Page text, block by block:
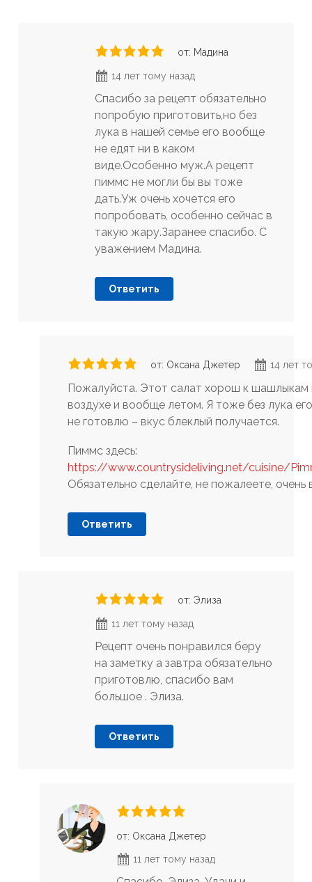
от: Мадина
14 лет тому назад
Спасибо за рецепт обязательно
попробую приготовить,но без
лука в нашей семье его вообще
не едят ни в каком
виде.Особенно муж.А рецепт
пиммс не могли бы вы тоже
дать.Уж очень хочется его
попробовать, особенно сейчас в
такую жару.Заранее спасибо. С
уважением Мадина.
Ответить
от: Оксана Джетер 14 лет
Пожалуйста. Этот салат хорош к шашлыкам
воздухе и вообще летом. Я тоже без лука
не готовлю – вкус блеклый получается.
Пиммс здесь:
https://www.countrysideliving.net/cuisine/
Обязательно сделайте, не пожалеете, очень
Ответить
от: Элиза
11 лет тому назад
Рецепт очень понравился беру
на заметку а завтра обязательно
приготовлю, спасибо вам
большое . Элиза.
Ответить
от: Оксана Джетер
11 лет тому назад